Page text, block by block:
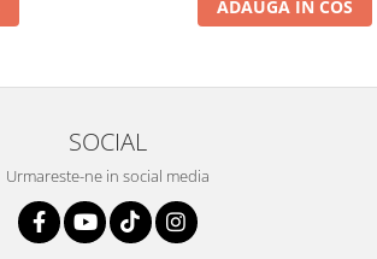
ADAUGA IN COS
SOCIAL
Urmareste-ne in social media